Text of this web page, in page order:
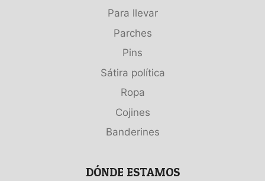
Para llevar
Parches
Pins
Sátira política
Ropa
Cojines
Banderines
DÓNDE ESTAMOS